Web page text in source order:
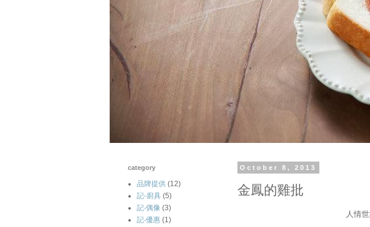
October 8, 2013
金鳳的雞批
人情
category
品牌提供 (12)
記-廚具 (5)
記‧偶像 (3)
記‧優惠 (1)